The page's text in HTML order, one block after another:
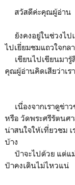
สวัสดีค่ะคุณผู้อ่าน
ยังคงอยู่ในช่วงไป
ไปเยี่ยมชมแถวใจกล
เขียนไปเขียนมารู้
คุณผู้อ่านคิดเสียว่าเ
เนื่องจากเราดูข่า
หรือ วัดพระศรีรัตนศ
น่าสนใจให้เที่ยวชม
บ้าง
ป้าจะไปด้วย แต่แม่
ป้าคงเดินไม่ไหวแน่